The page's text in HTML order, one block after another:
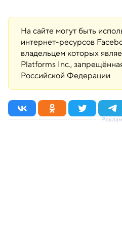
На сайте могут быть
интернет-ресурсов
владельцем которых
Platforms Inc.,
Российской Федерации